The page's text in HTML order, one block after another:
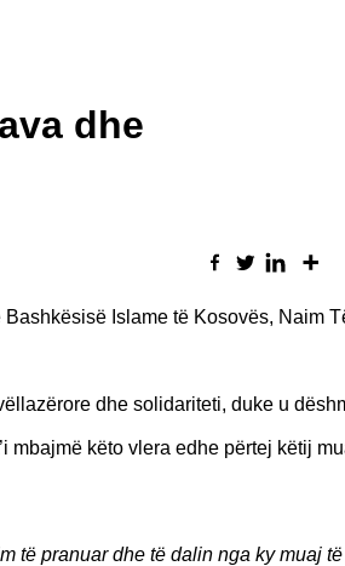
dhe
Islame të Kosovës, Naim
dhe solidariteti, duke u
mbajmë këto vlera edhe përtej këtij
të pranuar dhe të dalin nga ky muaj të